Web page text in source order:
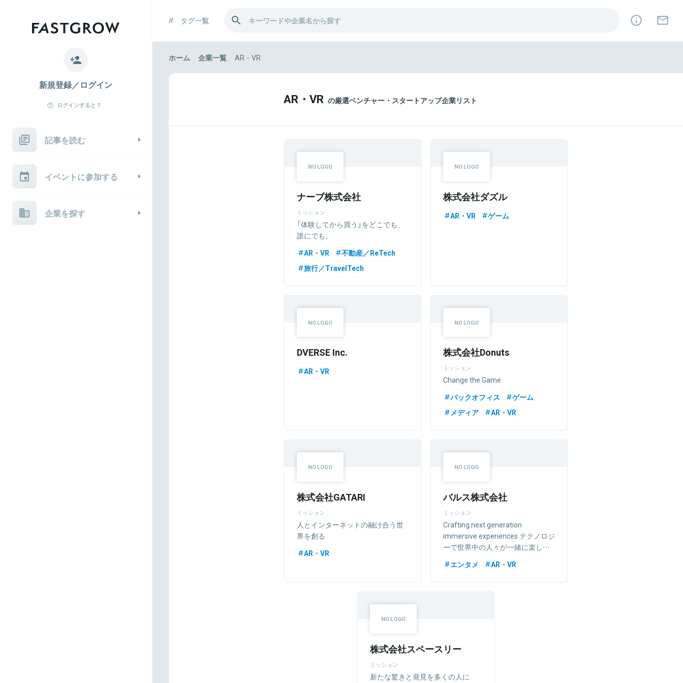
新規登録／ログイン
ログインすると？
記事を読む
イベントに参加する
企業を探す
タグ一覧
ホーム 企業一覧 AR・VR
AR・VR の厳選ベンチャー・スタートアップ企業リスト
ナーブ株式会社
ミッション
「体験してから買う」をどこでも、
誰にでも。
AR・VR
不動産／ReTech
旅行／TravelTech
株式会社ダズル
AR・VR ゲーム
DVERSE Inc.
AR・VR
株式会社Donuts
ミッション
Change the Game
バックオフィス
ゲーム
メディア
AR・VR
株式会社GATARI
ミッション
人とインターネットの融け合う世
界を創る
AR・VR
バルス株式会社
ミッション
Crafting next generation
immersive experiences テクノロジ
ーで世界中の人々が一緒に楽しめ
エンタメ AR・VR
株式会社スペースリー
ミッション
新たな驚きと発見を多くの人に